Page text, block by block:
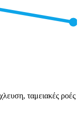
ταμειακές ροές